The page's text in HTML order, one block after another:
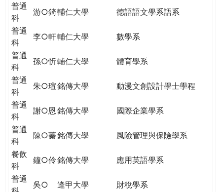
普通
科
游○錡輔仁大學
德語語文學系語系
普通
科
李○軒輔仁大學
數學系
普通
科
孫○忻輔仁大學
體育學系
普通
科
朱○瑄銘傳大學
動漫文創設計學士學程
普通
科
謝○恩 銘傳大學
國際企業學系
普通
科
陳○蓁銘傳大學
風險管理與保險學系
餐飲
科
鐘○伶銘傳大學
應用英語學系
普通
吳○ 逢甲大學 財稅學系